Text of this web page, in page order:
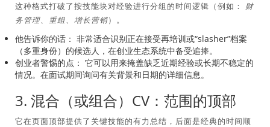
这种格式打破了按技能块对经验进行分组的时间逻辑（例如： 财
务管理、重组、增长营销）。
他告诉你的话： 非常适合识别正在接受再培训或“slasher”档案
（多重身份）的候选人，在创业生态系统中备受追捧。
创业者警惕的点： 它可以用来掩盖缺乏近期经验或长期不稳定的
情况。在面试期间询问有关背景和日期的详细信息。
3. 混合（或组合）CV：范围的顶部
它在页面顶部提供了关键技能的有力总结，后面是经典的时间顺